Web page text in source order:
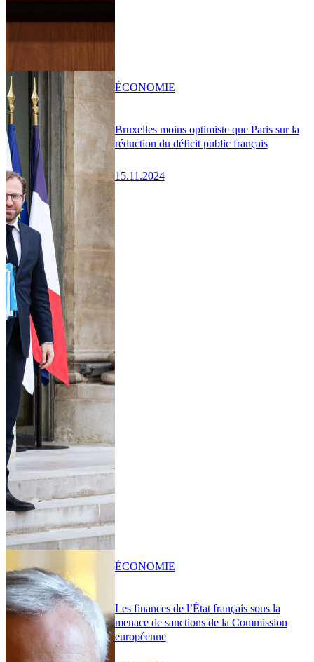
Bruxelles moins optimiste que Paris sur la
réduction du déficit public français
15.11.2024
ÉCONOMIE
Les finances de l’État français sous la
menace de sanctions de la Commission
européenne
ÉCONOMIE